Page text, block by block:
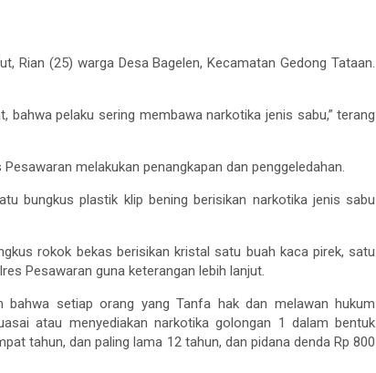
Rian (25) warga Desa Bagelen, Kecamatan Gedong Tataan.
pelaku sering membawa narkotika jenis sabu,” terang
melakukan penangkapan dan penggeledahan.
bungkus plastik klip bening berisikan narkotika jenis sabu
rokok bekas berisikan kristal satu buah kaca pirek, satu
Pesawaran guna keterangan lebih lanjut.
bahwa setiap orang yang Tanfa hak dan melawan hukum
atau menyediakan narkotika golongan 1 dalam bentuk
tahun, dan paling lama 12 tahun, dan pidana denda Rp 800